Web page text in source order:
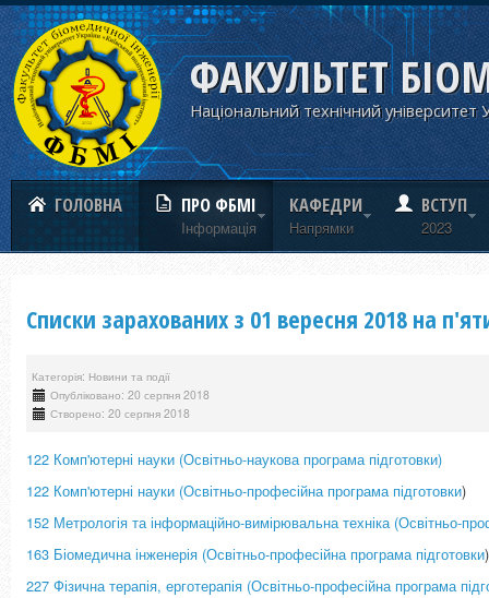
ФАКУЛЬТЕТ
Національний технічний університет
ГОЛОВНА ПРО ФБМІ
Iнформацiя
КАФЕДРИ
Напрямки
ВСТУП
2023
Списки зарахованих з 01 вересня 2018 на
Категорія: Новини та події
Опубліковано: 20 серпня 2018
Створено: 20 серпня 2018
122 Комп'ютерні науки (Освітньо-наукова програма підготовки)
122 Комп'ютерні науки (Освітньо-професійна програма підготовки)
152 Метрологія та інформаційно-вимірювальна техніка (Освітньо-
163 Біомедична інженерія (Освітньо-професійна програма підготовки)
227 Фізична терапія, ерготерапія (Освітньо-професійна програма